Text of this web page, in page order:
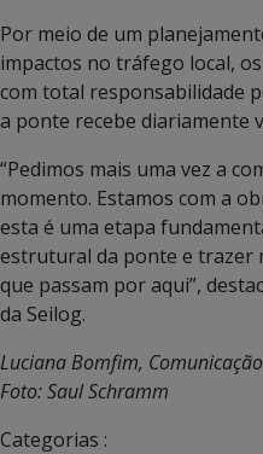
Por meio de um
impactos no tráfego local,
com total responsabilidade
a ponte recebe diariamente
“Pedimos mais uma vez a
momento. Estamos com a
esta é uma etapa
estrutural da ponte e trazer
que passam por aqui”,
da Seilog.
Luciana Bomfim,
Foto: Saul Schramm
Categorias :